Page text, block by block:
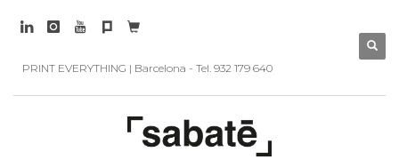
PRINT EVERYTHING | Barcelona - Tel. 932 179 640